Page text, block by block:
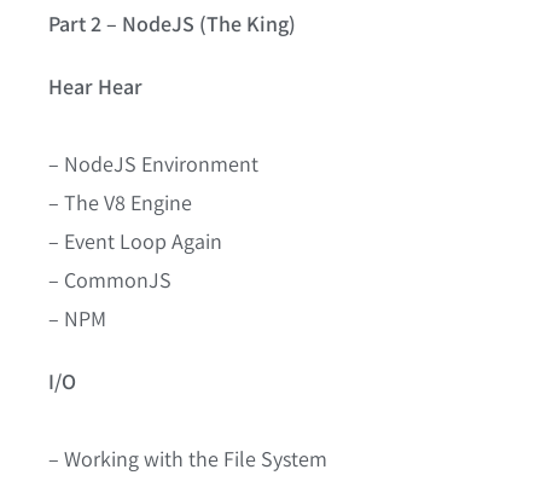
Part 2 – NodeJS (The King)
Hear Hear
– NodeJS Environment
– The V8 Engine
– Event Loop Again
– CommonJS
– NPM
I/O
– Working with the File System